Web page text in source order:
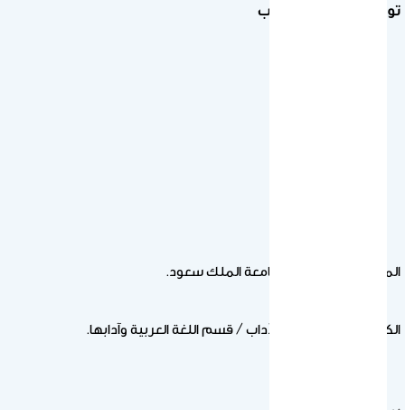
توصيف المقرر عرب
المؤسسة التعليمية : جامعة الملك سعود.
الكلية/ القسم : كلية الآداب / قسم اللغة العربية وآدابها.